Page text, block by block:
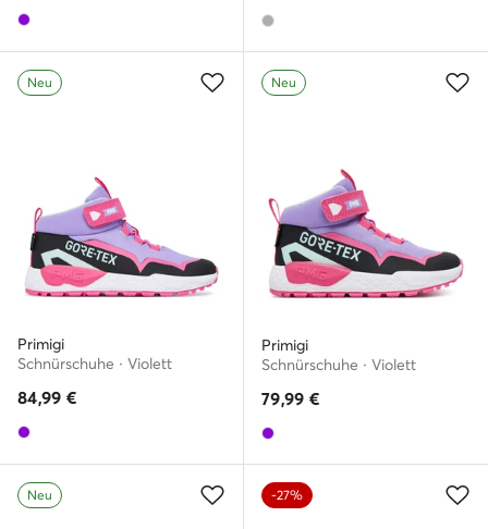
Neu
Primigi
Schnürschuhe · Violett
84,99 €
Neu
Primigi
Schnürschuhe · Violett
79,99 €
Neu -27%